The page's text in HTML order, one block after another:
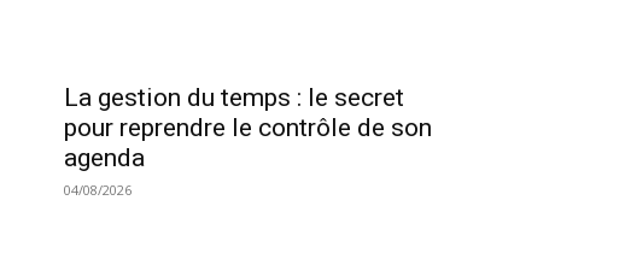
La gestion du temps : le secret
pour reprendre le contrôle de son
agenda
04/08/2026